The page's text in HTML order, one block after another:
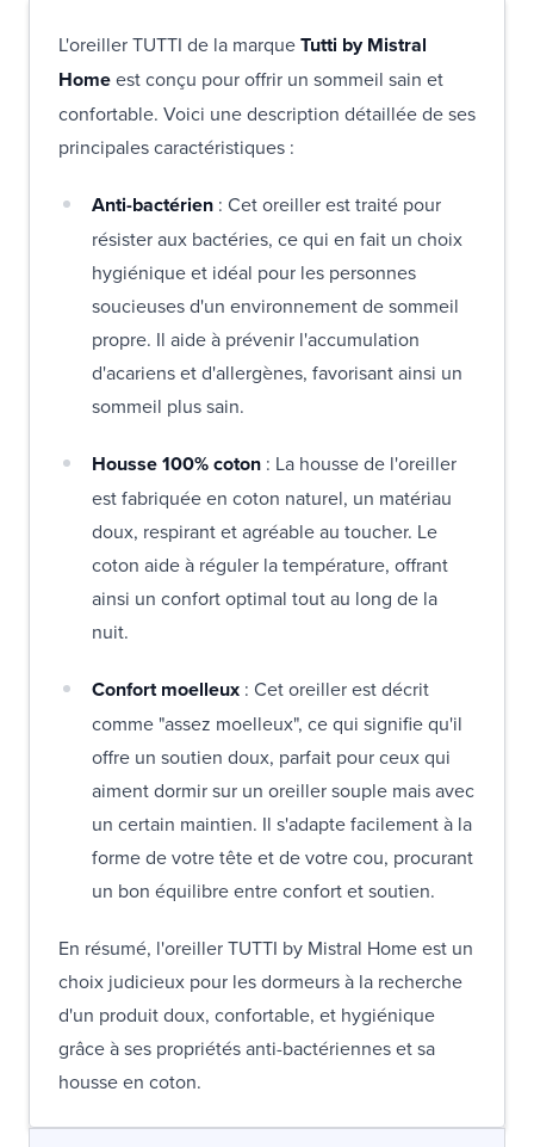
L'oreiller TUTTI de la marqueTutti by Mistral
Homeest conçu pour offrir un sommeil sain et
confortable. Voici une description détaillée de ses
principales caractéristiques :
Anti-bactérien : Cet oreiller est traité pour
résister aux bactéries, ce qui en fait un choix
hygiénique et idéal pour les personnes
soucieuses d'un environnement de sommeil
propre. Il aide à prévenir l'accumulation
d'acariens et d'allergènes, favorisant ainsi un
sommeil plus sain.
Housse 100% coton : La housse de l'oreiller
est fabriquée en coton naturel, un matériau
doux, respirant et agréable au toucher. Le
coton aide à réguler la température, offrant
ainsi un confort optimal tout au long de la
nuit.
Confort moelleux : Cet oreiller est décrit
comme "assez moelleux", ce qui signifie qu'il
offre un soutien doux, parfait pour ceux qui
aiment dormir sur un oreiller souple mais avec
un certain maintien. Il s'adapte facilement à la
forme de votre tête et de votre cou, procurant
un bon équilibre entre confort et soutien.
En résumé, l'oreiller TUTTI by Mistral Home est un
choix judicieux pour les dormeurs à la recherche
d'un produit doux, confortable, et hygiénique
grâce à ses propriétés anti-bactériennes et sa
housse en coton.